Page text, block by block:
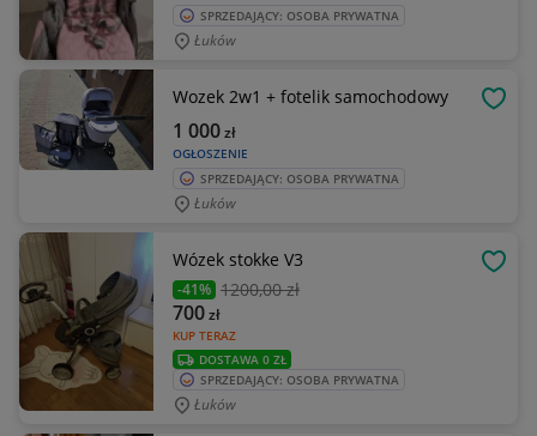
SPRZEDAJĄCY: OSOBA PRYWATNA
Łuków
Wozek 2w1 + fotelik samochodowy
OGŁOSZENIE
1 000zł
SPRZEDAJĄCY: OSOBA PRYWATNA
Łuków
Wózek stokke V3
-41% 1200,00 zł
KUP TERAZ
700zł
DOSTAWA 0 ZŁ
SPRZEDAJĄCY: OSOBA PRYWATNA
Łuków